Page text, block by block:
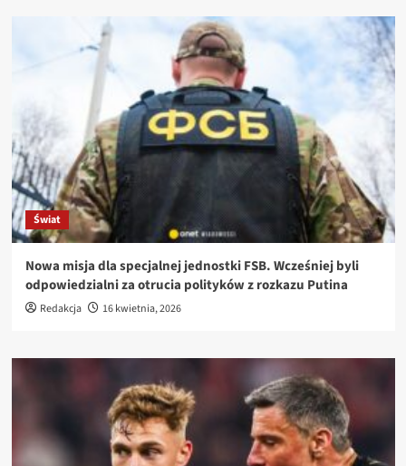
Świat
Nowa misja dla specjalnej jednostki FSB. Wcześniej byli
odpowiedzialni za otrucia polityków z rozkazu Putina
Redakcja 16 kwietnia, 2026